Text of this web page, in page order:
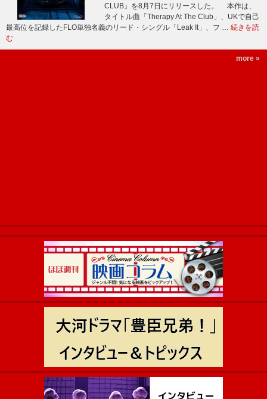
CLUB』を8月7日にリリースした。 本作は、
タイトル曲「Therapy At The Club」、UKで自己
最高位を記録したFLO単独名義のリード・シングル「Leak It」、フ … 続きを読
む
more »